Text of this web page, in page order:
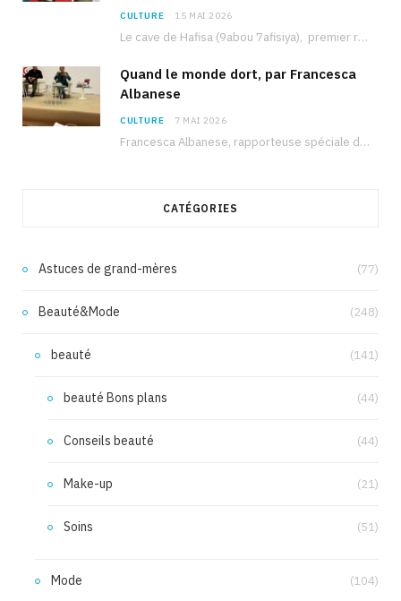
CULTURE 15 MAI 2026
Le cave de Hafisa (9abou 7afisiya), premier roman du journaliste tunisien Mohamed Amine Ben Hlel,…
Quand le monde dort, par Francesca
Albanese
CULTURE 7 MAI 2026
Francesca Albanese, rapporteuse spéciale de l’ONU sur les territoires palestiniens occupés, était à Tunis pour…
CATÉGORIES
Astuces de grand-mères (77)
Beauté&Mode (248)
beauté (141)
beauté Bons plans (44)
Conseils beauté (44)
Make-up (21)
Soins (51)
Mode (104)